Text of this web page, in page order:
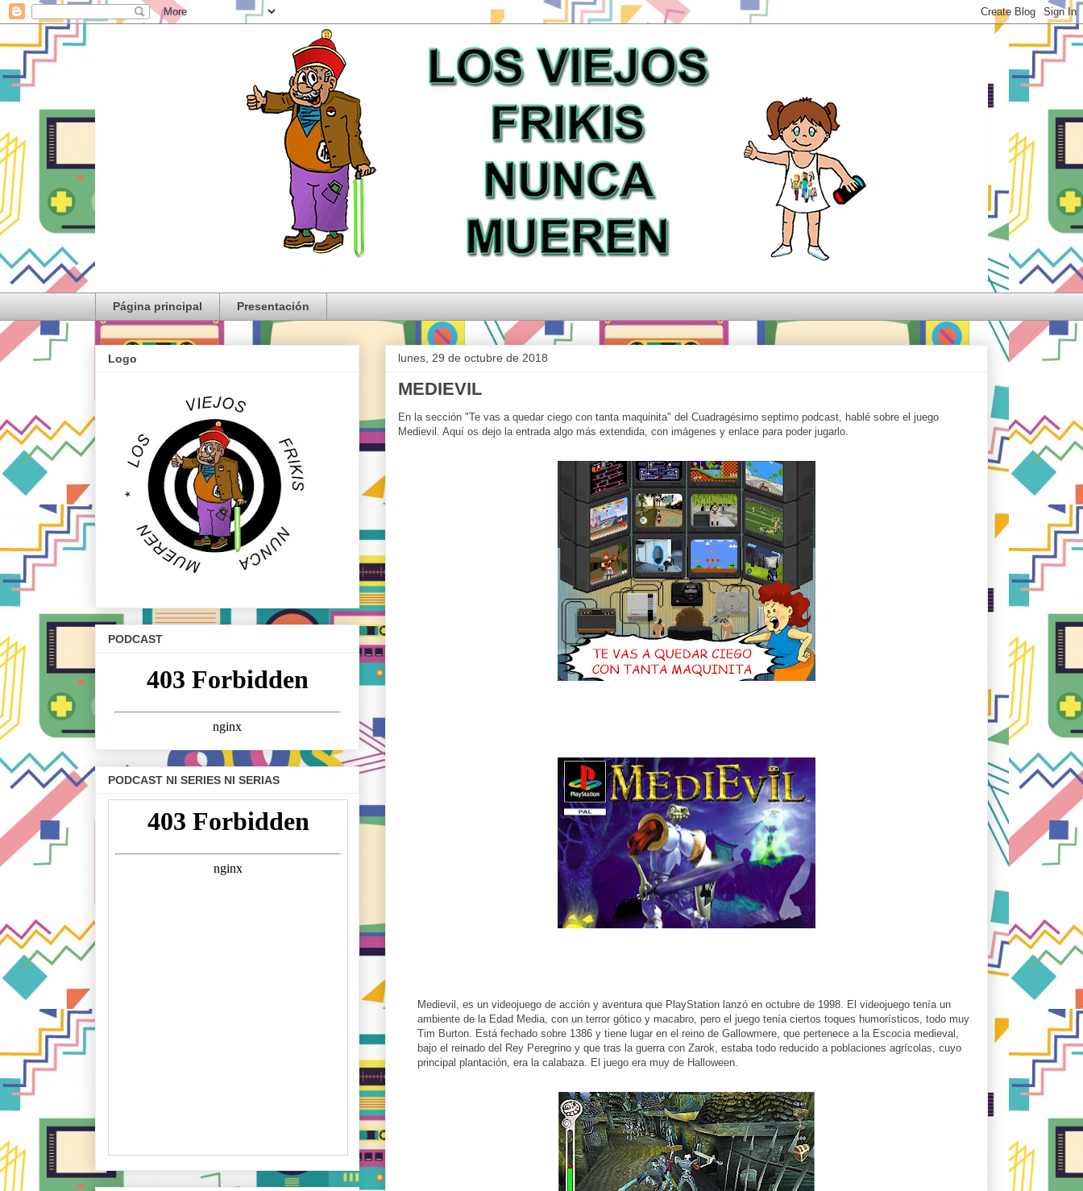
Página principal Presentación
lunes, 29 de octubre de 2018
MEDIEVIL
En la sección "Te vas a quedar ciego con tanta maquinita" del Cuadragésimo septimo podcast, hablé sobre el juego
Medievil. Aquí os dejo la entrada algo más extendida, con imágenes y enlace para poder jugarlo.
Medievil, es un videojuego de acción y aventura que PlayStation lanzó en octubre de 1998. El videojuego tenía un
ambiente de la Edad Media, con un terror gótico y macabro, pero el juego tenía ciertos toques humorísticos, todo muy
Tim Burton. Está fechado sobre 1386 y tiene lugar en el reino de Gallowmere, que pertenece a la Escocia medieval,
bajo el reinado del Rey Peregrino y que tras la guerra con Zarok, estaba todo reducido a poblaciones agrícolas, cuyo
principal plantación, era la calabaza. El juego era muy de Halloween.
Logo
PODCAST
PODCAST NI SERIES NI SERIAS